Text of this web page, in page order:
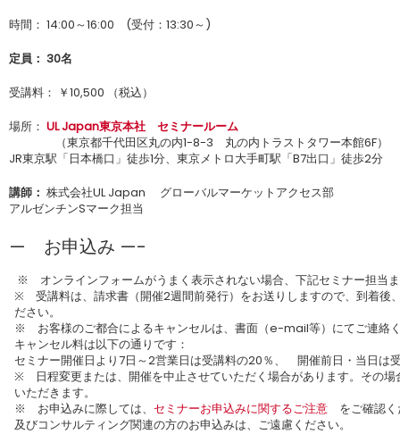
時間： 14:00～16:00 (受付：13:30～)
定員： 30名
受講料： ￥10,500 （税込）
場所： UL Japan東京本社 セミナールーム
（東京都千代田区丸の内1-8-3 丸の内トラストタワー本館6F）
JR東京駅「日本橋口」徒歩1分、東京メトロ大手町駅「B7出口」徒歩2分
講師： 株式会社UL Japan グローバルマーケットアクセス部
アルゼンチンSマーク担当
— お申込み —-
※ オンラインフォームがうまく表示されない場合、下記セミナー担当
※ 受講料は、請求書（開催2週間前発行）をお送りしますので、到着後
ださい。
※ お客様のご都合によるキャンセルは、書面（e-mail等）にてご連絡
キャンセル料は以下の通りです：
セミナー開催日より7日～2営業日は受講料の20％、 開催前日・当日は
※ 日程変更または、開催を中止させていただく場合があります。その場
いただきます。
※ お申込みに際しては、 セミナーお申込みに関するご注意 をご確認
及びコンサルティング関連の方のお申込みは、ご遠慮ください。